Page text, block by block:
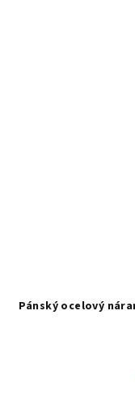
Pánský ocelový